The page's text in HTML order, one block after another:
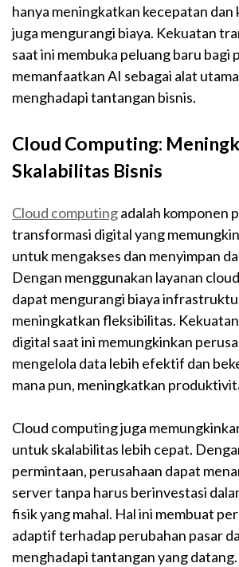
hanya meningkatkan kecepatan dan
juga mengurangi biaya. Kekuatan
saat ini membuka peluang baru bagi
memanfaatkan AI sebagai alat
menghadapi tantangan bisnis.
Cloud Computing:
Skalabilitas Bisnis
Cloud computingadalah komponen
transformasi digital yang
untuk mengakses dan menyimpan
Dengan menggunakan layanan
dapat mengurangi biaya
meningkatkan fleksibilitas.
digital saat ini memungkinkan
mengelola data lebih efektif dan
mana pun, meningkatkan
Cloud computing juga
untuk skalabilitas lebih cepat.
permintaan, perusahaan dapat
server tanpa harus berinvestasi
fisik yang mahal. Hal ini membuat
adaptif terhadap perubahan pasar
menghadapi tantangan yang